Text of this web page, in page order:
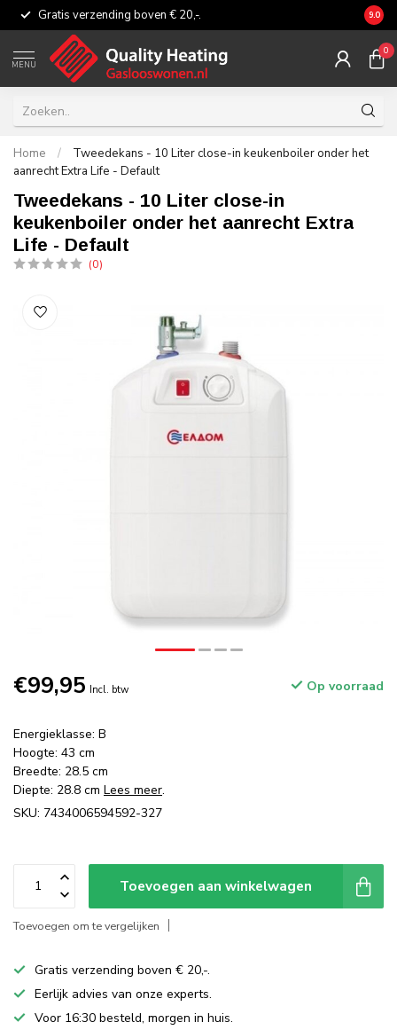
Gratis verzending boven € 20,-. 9.0
MENU
0
Home /
Tweedekans - 10 Liter close-in keukenboiler onder het
aanrecht Extra Life - Default
Tweedekans - 10 Liter close-in
keukenboiler onder het aanrecht Extra
Life - Default
(0)
€99,95 Incl. btw Op voorraad
Energieklasse: B
Hoogte: 43 cm
Breedte: 28.5 cm
Diepte: 28.8 cm Lees meer.
SKU: 7434006594592-327
Toevoegen aan winkelwagen
Toevoegen om te vergelijken
Gratis verzending boven € 20,-.
Eerlijk advies van onze experts.
Voor 16:30 besteld, morgen in huis.